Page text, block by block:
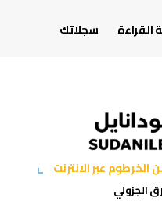
القراءة
سجلاتك
عبر الانترنت
الجزولي